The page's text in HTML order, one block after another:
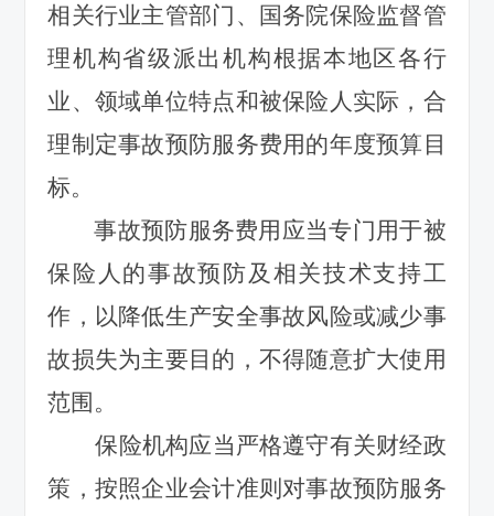
相关行业主管部门、国务院保险监督管
理机构省级派出机构根据本地区各行
业、领域单位特点和被保险人实际，合
理制定事故预防服务费用的年度预算目
标。
事故预防服务费用应当专门用于被
保险人的事故预防及相关技术支持工
作，以降低生产安全事故风险或减少事
故损失为主要目的，不得随意扩大使用
范围。
保险机构应当严格遵守有关财经政
策，按照企业会计准则对事故预防服务